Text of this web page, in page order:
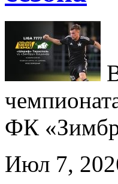
ФК
Июл 7,